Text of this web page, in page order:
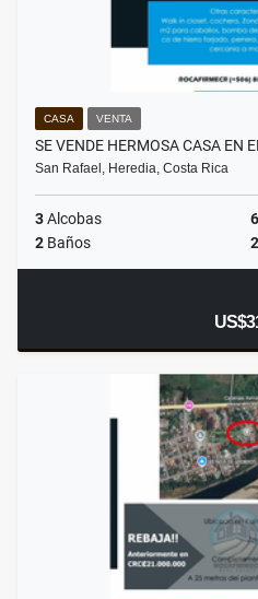
CASA VENTA
SE VENDE HERMOSA CASA EN
San Rafael, Heredia, Costa Rica
3Alcobas 6
2 Baños